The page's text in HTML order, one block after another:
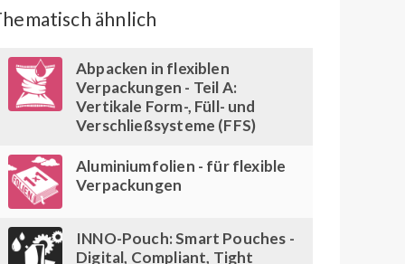
ähnlich
Abpacken in flexiblen
Verpackungen - Teil A:
Vertikale Form-, Füll- und
Verschließsysteme (FFS)
Aluminiumfolien - für flexible
Verpackungen
INNO-Pouch: Smart Pouches -
Digital, Compliant, Tight